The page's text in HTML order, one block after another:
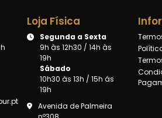
Loja Física
Segunda a Sexta
9h às 12h30 / 14h às
19h
Sábado
10h30 às 13h / 15h ás
19h
Avenida de Palmeira